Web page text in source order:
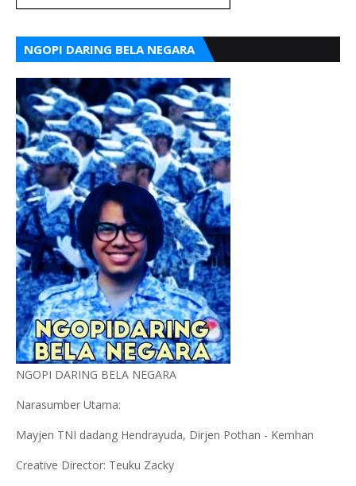
NGOPI DARING BELA NEGARA
NGOPI DARING BELA NEGARA
Narasumber Utama:
Mayjen TNI dadang Hendrayuda, Dirjen Pothan - Kemhan
Creative Director: Teuku Zacky